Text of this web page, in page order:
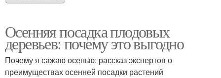
Осенняя посадка плодовых
деревьев: почему это выгодно
Почему я сажаю осенью: рассказ экспертов о
преимуществах осенней посадки растений